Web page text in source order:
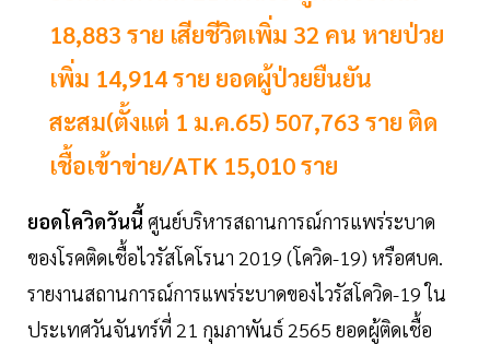
18,883 ราย เสียชีวิตเพิ่ม 32 คน หายป่วย
เพิ่ม 14,914 ราย ยอดผู้ป่วยยืนยัน
สะสม(ตั้งแต่ 1 ม.ค.65) 507,763 ราย ติด
เชื้อเข้าข่าย/ATK 15,010 ราย
ยอดโควิดวันนี้ ศูนย์บริหารสถานการณ์การแพร่ระบาด
ของโรคติดเชื้อไวรัสโคโรนา 2019 (โควิด-19) หรือศบค.
รายงานสถานการณ์การแพร่ระบาดของไวรัสโควิด-19 ใน
ประเทศวันจันทร์ที่ 21 กุมภาพันธ์ 2565 ยอดผู้ติดเชื้อ